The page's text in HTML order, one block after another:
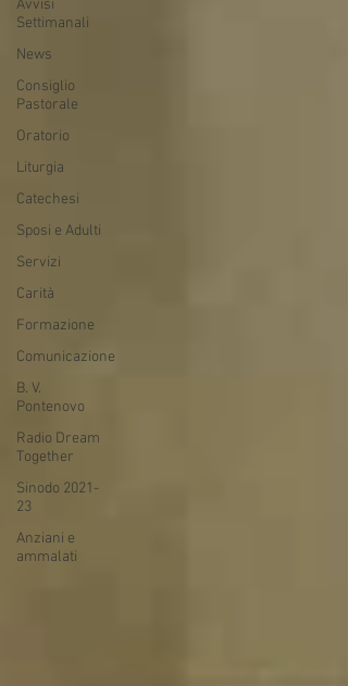
Avvisi
Settimanali
News
Consiglio
Pastorale
Oratorio
Liturgia
Catechesi
Sposi e Adulti
Servizi
Carità
Formazione
Comunicazione
B. V.
Pontenovo
Radio Dream
Together
Sinodo 2021-
23
Anziani e
ammalati